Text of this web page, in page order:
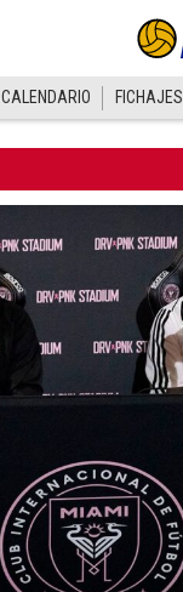
CALENDARIO FICHAJES